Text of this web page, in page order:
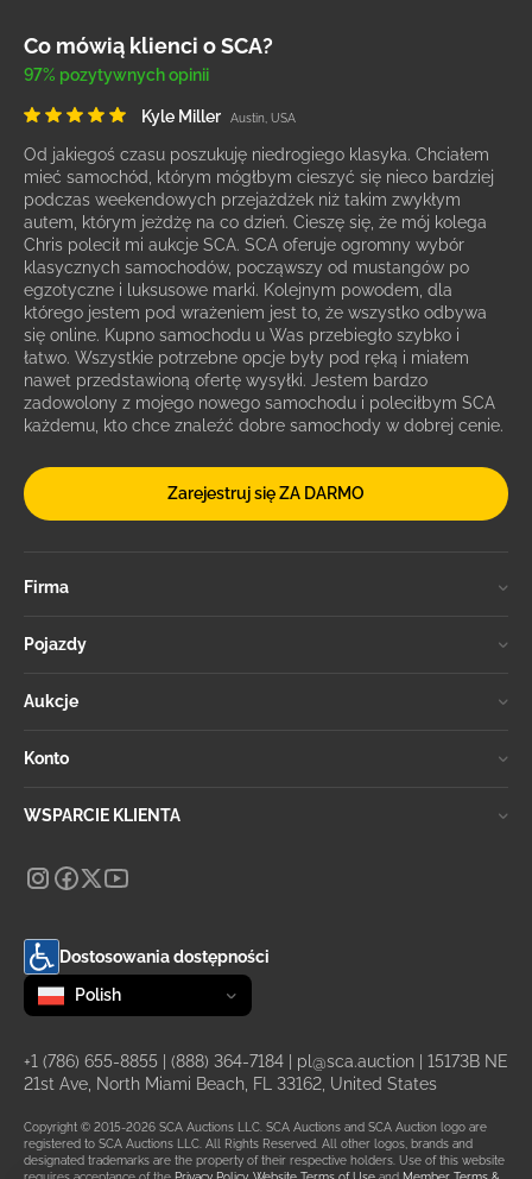
Co mówią klienci o SCA?
97% pozytywnych opinii
Kyle Miller Austin, USA
Od jakiegoś czasu poszukuję niedrogiego klasyka. Chciałem
mieć samochód, którym mógłbym cieszyć się nieco bardziej
podczas weekendowych przejażdżek niż takim zwykłym
autem, którym jeżdżę na co dzień. Cieszę się, że mój kolega
Chris polecił mi aukcje SCA. SCA oferuje ogromny wybór
klasycznych samochodów, począwszy od mustangów po
egzotyczne i luksusowe marki. Kolejnym powodem, dla
którego jestem pod wrażeniem jest to, że wszystko odbywa
się online. Kupno samochodu u Was przebiegło szybko i
łatwo. Wszystkie potrzebne opcje były pod ręką i miałem
nawet przedstawioną ofertę wysyłki. Jestem bardzo
zadowolony z mojego nowego samochodu i poleciłbym SCA
każdemu, kto chce znaleźć dobre samochody w dobrej cenie.
Zarejestruj się ZA DARMO
Firma
Pojazdy
Aukcje
Konto
WSPARCIE KLIENTA
Dostosowania dostępności
Zmień język
selected
Polish
+1 (786) 655-8855 (888) 364-7184 pl@sca.auction | 15173B NE
21st Ave, North Miami Beach, FL 33162, United States
Copyright © 2015-2026 SCA Auctions LLC. SCA Auctions and SCA Auction logo are
registered to SCA Auctions LLC. All Rights Reserved. All other logos, brands and
designated trademarks are the property of their respective holders. Use of this website